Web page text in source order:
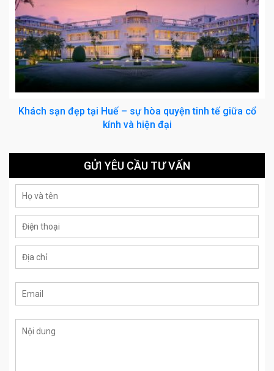
Khách sạn đẹp tại Huế – sự hòa quyện tinh tế giữa cổ
kính và hiện đại
GỬI YÊU CẦU TƯ VẤN